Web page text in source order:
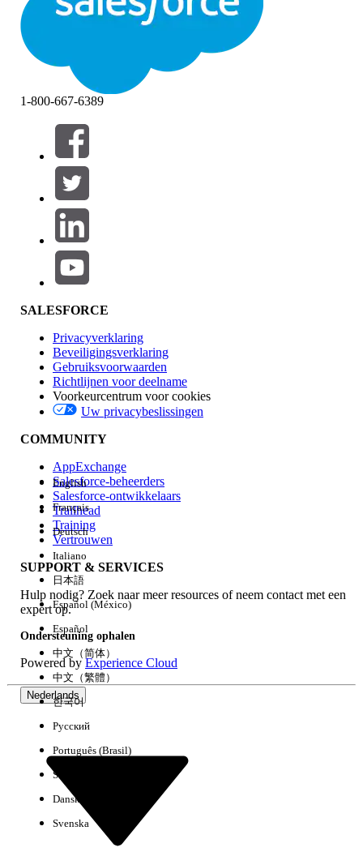
Sluiten Sluiten
Filters (0)
FILTERS SELECTEREN
Productgebied
Invloed op functies
Edition
Ervaring
Alles wissen Gereed
Geen resultaten
1-800-667-6389
SALESFORCE
Privacyverklaring
Beveiligingsverklaring
Gebruiksvoorwaarden
Richtlijnen voor deelname
Voorkeurcentrum voor cookies
Uw privacybeslissingen
COMMUNITY
AppExchange
Salesforce-beheerders
Salesforce-ontwikkelaars
Trailhead
Training
Vertrouwen
SUPPORT & SERVICES
Hulp nodig? Zoek naar meer resources of neem contact met een
expert op.
Ondersteuning ophalen
Powered byExperience Cloud
Nederlands
English
Français
Deutsch
Italiano
日本語
Español (México)
Español
中文（简体）
中文（繁體）
한국어
Русский
Português (Brasil)
Suomi
Dansk
Svenska